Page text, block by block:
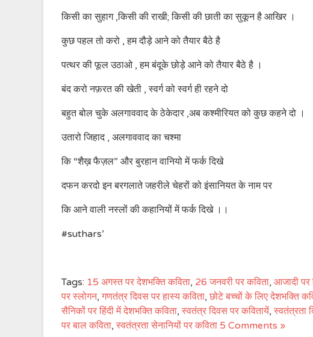
किसी का सुहाग ,किसी की राखी; किसी की छाती का सुकून है आखिर ।
कुछ पहल तो करो , हम दौड़े आने को तैयार बैठे है
पत्थर की फूल उठाओ , हम बंदूके छोड़े आने को तैयार बैठे है ।
बंद करो नफ़रत की खेती , स्वर्ग को स्वर्ग ही रहने दो
बहुत बोल चुके अलगाववाद के ठेकेदार ,अब कश्मीरियत को कुछ कहने दो ।
उतारो जिहाद , अलगाववाद का चश्मा
कि “शैख़ फैज़ल” और बुरहान वानियो में फर्क दिखे
दफन करदो इन बरगलाते जहरीले चेहरों को इंसानियत के नाम पर
कि आने वाली नस्लों की कहानियों में फर्क दिखे ।।
#suthars’
Tags: 15 अगस्त पर देशभक्ति कविता, 26 जनवरी पर कविता, आजादी पर
पर स्लोगन, गणतंत्र दिवस पर हास्य कविता, छोटे बच्चों के लिए देशभक्ति
सैनिकों पर हिंदी में देशभक्ति कविता, स्वतंत्र दिवस पर कवितायें, स्वतंत्रता
पर बाल कविता, स्वतंत्रता सेनानियों पर कविता 5 Comments »